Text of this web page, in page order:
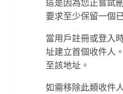
這是因為您正嘗試
要求至少保留一個
當用戶註冊或登入
址建立首個收件人
至該地址。
如需移除此類收件